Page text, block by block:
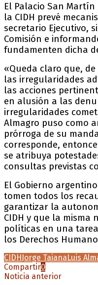
El Palacio San
la CIDH prevé
secretario Ejecutivo,
Comisión e
fundamenten dicha
«Queda claro que,
las irregularidades
las acciones
en alusión a las
irregularidades
Almagro puso como
prórroga de su
corresponde,
se atribuya
consultas previstas
El Gobierno
tomen todos los
garantizar la
CIDH y que la misma
políticas en una
los Derechos
CIDHJorge TaianaLuis
Compartir0
Noticia anterior